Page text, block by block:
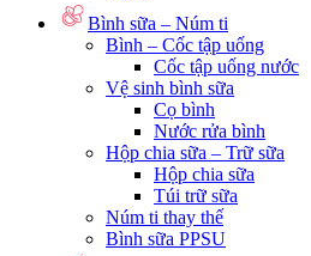
Bình sữa – Núm ti
Bình – Cốc tập uống
Cốc tập uống nước
Vệ sinh bình sữa
Cọ bình
Nước rửa bình
Hộp chia sữa – Trữ sữa
Hộp chia sữa
Túi trữ sữa
Núm ti thay thế
Bình sữa PPSU